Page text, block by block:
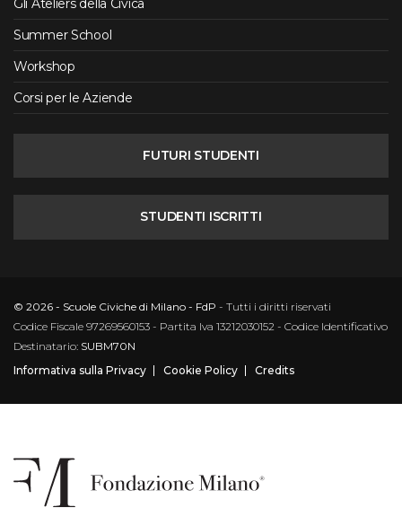
Gli Ateliers della Civica
Summer School
Workshop
Corsi per le Aziende
FUTURI STUDENTI
STUDENTI ISCRITTI
© 2026 - Scuole Civiche di Milano - FdP - Tutti i diritti riservati
Codice Fiscale 97269560153 - Partita Iva 13212030152 - Codice Identificativo
Destinatario: SUBM70N
Informativa sulla Privacy
Cookie Policy Credits